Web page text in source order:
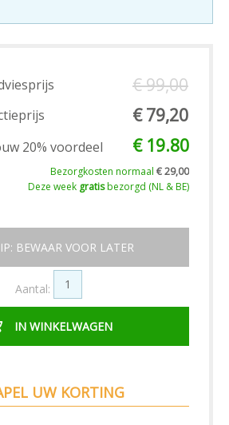
€ 99,00
€ 79,20
20% voordeel € 19.80
Bezorgkosten normaal € 29,00
Deze week gratisbezorgd (NL & BE)
BEWAAR VOOR LATER
Aantal:
IN WINKELWAGEN
UW KORTING